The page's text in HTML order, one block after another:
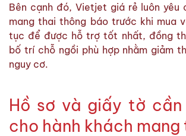
Bên cạnh đó, Vietjet giá rẻ luôn yêu
mang thai thông báo trước khi mua
tục để được hỗ trợ tốt nhất, đồng
bố trí chỗ ngồi phù hợp nhằm giảm
nguy cơ.
Hồ sơ và giấy tờ cần
cho hành khách mang